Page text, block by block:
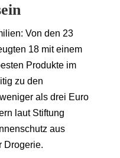
Von den 23
18 mit einem
Produkte im
zu den
als drei Euro
laut Stiftung
aus
Drogerie.